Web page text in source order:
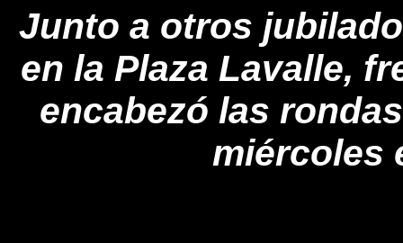
Junto a otros
en la Plaza Lavalle,
encabezó las
miércoles